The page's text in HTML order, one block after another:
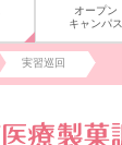
オープン
キャンパス
実習巡回